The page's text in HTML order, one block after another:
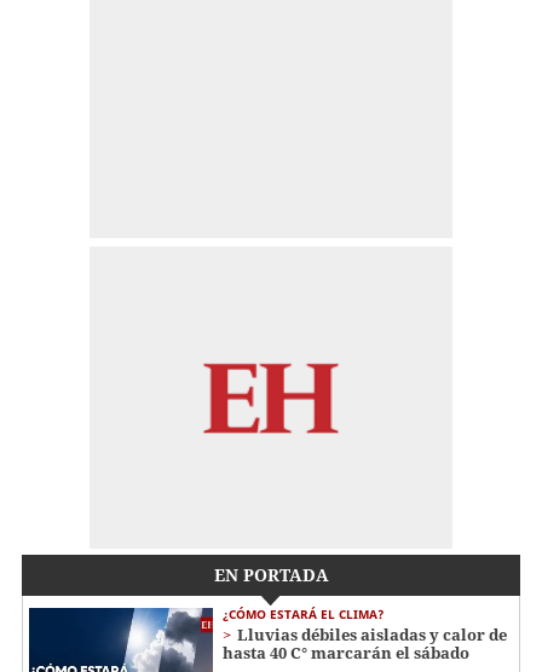
EN PORTADA
¿CÓMO ESTARÁ EL CLIMA?
Lluvias débiles aisladas y calor de
hasta 40 C° marcarán el sábado